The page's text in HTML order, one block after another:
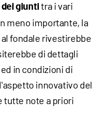
giuntitra i vari
meno importante, la
fondale rivestirebbe
di dettagli
in condizioni di
innovativo del
tutte note a priori